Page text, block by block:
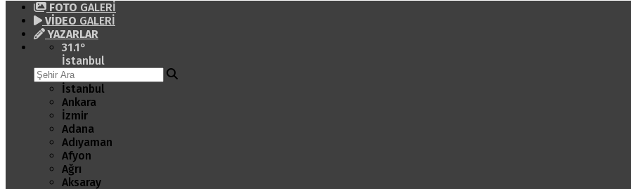
FOTO GALERİ
VİDEO GALERİ
YAZARLAR
31.1°
İstanbul
İstanbul
Ankara
İzmir
Adana
Adıyaman
Afyon
Ağrı
Aksaray